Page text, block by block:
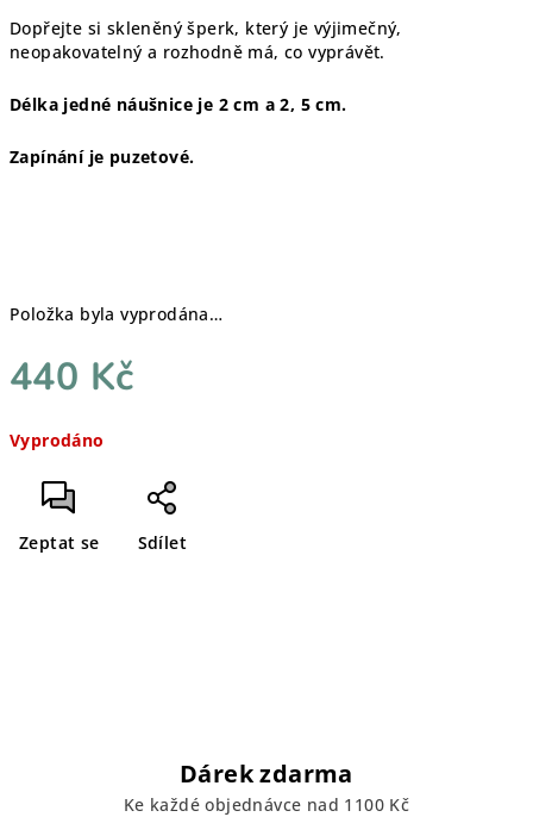
Dopřejte si skleněný šperk, který je výjimečný,
neopakovatelný a rozhodně má, co vyprávět.
Délka jedné náušnice je 2 cm a 2, 5 cm.
Zapínání je puzetové.
Položka byla vyprodána…
440 Kč
cena:
Vyprodáno
Zeptat se Sdílet
Dárek zdarma
Ke každé objednávce nad 1100 Kč